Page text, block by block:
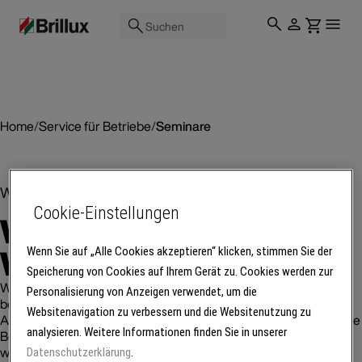
Suchen
Home/Service für Betriebe/Seminare
Weiterbildungsangebote von Brillux
Weiterkommen mit
Weiterbildung
Wir sind davon überzeugt, dass Aus- und Weiterbildung die
besseren Grundlagen für Erfolg sind. Ganz gleich, ob
Auszubildende, Fachkräfte, Meisterinnen und Meister oder ganze
Betriebe – bei uns gibt es regelmäßig Angebote, die Sie
weiterbringen, live in unserer Brillux Akademie oder als Online-
Cookie-Einstellungen
Wenn Sie auf „Alle Cookies akzeptieren“ klicken, stimmen Sie der
Speicherung von Cookies auf Ihrem Gerät zu. Cookies werden zur
Personalisierung von Anzeigen verwendet, um die
Websitenavigation zu verbessern und die Websitenutzung zu
analysieren. Weitere Informationen finden Sie in unserer
Datenschutzerklärung.